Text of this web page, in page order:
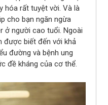
hóa rất tuyệt vời. Và là
cho bạn ngăn ngừa
ở người cao tuổi. Ngoài
được biết đến với khả
đường và bệnh ung
đề kháng của cơ thể.